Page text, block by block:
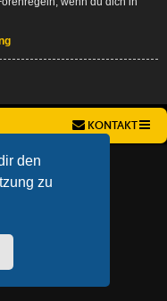
den
zu
KONTAKT
BRADLEY
PHPBB.DE